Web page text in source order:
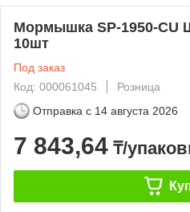
Мормышка SP-1950-CU
10шт
Под заказ
Код: 000061045
Розница
Отправка с 14 августа 2026
7 843,64 ₸/